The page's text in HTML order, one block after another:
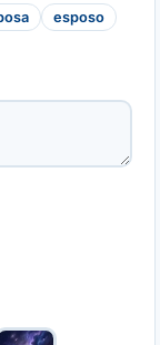
esposo